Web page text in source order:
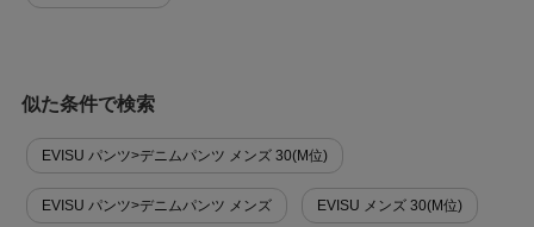
似た条件で検索
EVISU パンツ>デニムパンツ メンズ 30(M位)
EVISU パンツ>デニムパンツ メンズ EVISU メンズ 30(M位)